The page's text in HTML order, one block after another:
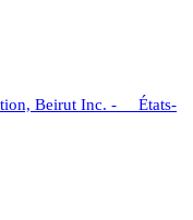
Beirut Inc. - États-